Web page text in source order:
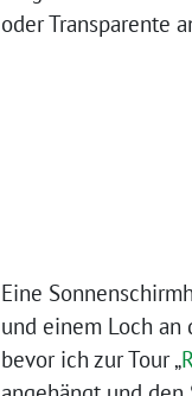
oder Transparente
Eine
und einem Loch an
bevor ich zur Tour „